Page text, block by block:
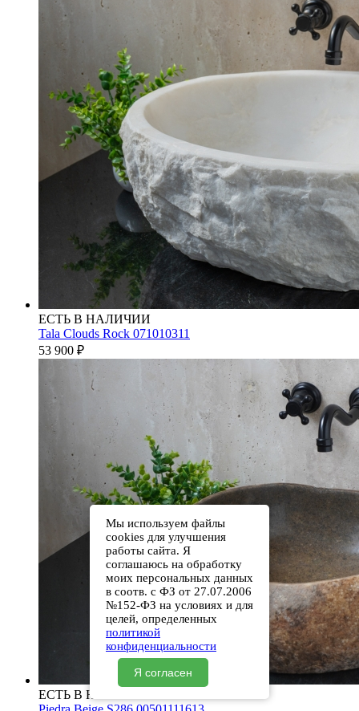
ЕСТЬ В НАЛИЧИИ
Tala Clouds Rock 071010311
53 900 ₽
ЕСТЬ В НАЛИЧИИ
Мы используем файлы
cookies для улучшения
работы сайта. Я
соглашаюсь на обработку
моих персональных данных
в соотв. с ФЗ от 27.07.2006
№152-ФЗ на условиях и для
целей, определенных
политикой
конфиденциальности
Я согласен